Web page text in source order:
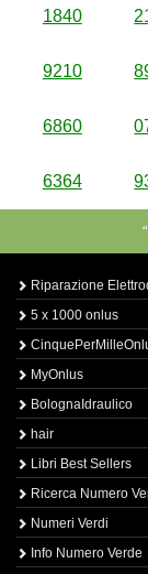
1840
9210
6860
6364
Riparazione
5 x 1000 onlus
MyOnlus
BolognaIdraulico
hair
Libri Best Sellers
Ricerca Numero
Numeri Verdi
Info Numero Verde